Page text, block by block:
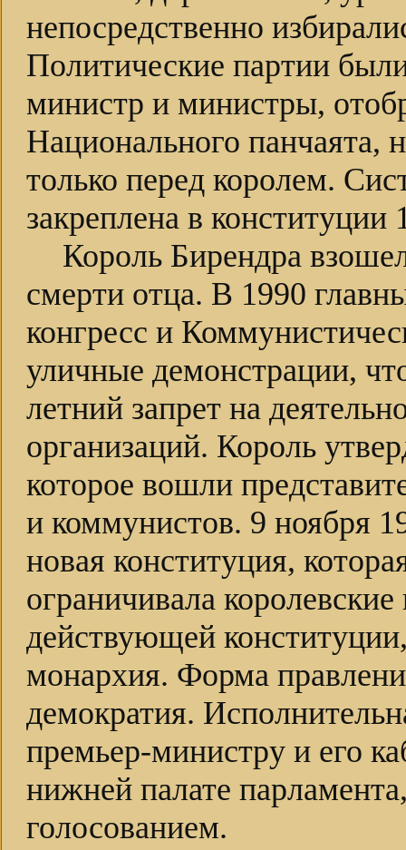
непосредственно
Политические партии
министр и министры,
Национального панчаята,
только перед королем.
закреплена в конституции
Король Бирендра
смерти отца. В 1990
конгресс и
уличные демонстрации,
летний запрет на
организаций. Король
которое вошли
и коммунистов. 9 ноября
новая конституция,
ограничивала
действующей
монархия. Форма
демократия.
премьер-министру и его
нижней палате
голосованием.